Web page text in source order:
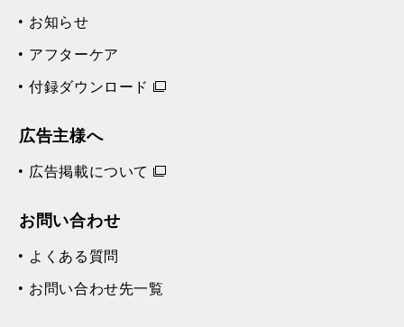
お知らせ
アフターケア
付録ダウンロード
広告主様へ
広告掲載について
お問い合わせ
よくある質問
お問い合わせ先一覧